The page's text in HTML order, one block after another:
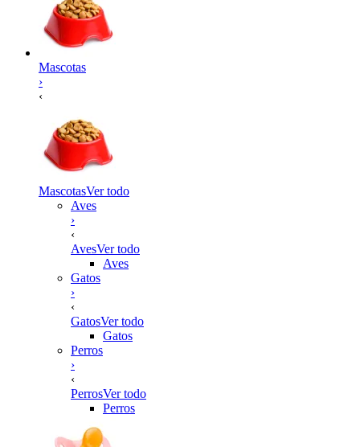
Mascotas
›
‹
MascotasVer todo
Aves
›
‹
AvesVer todo
Aves
Gatos
›
‹
GatosVer todo
Gatos
Perros
›
‹
PerrosVer todo
Perros